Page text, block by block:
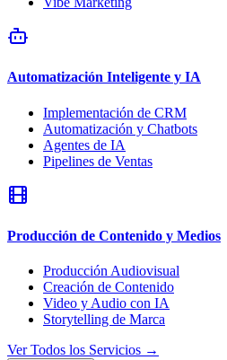
Automatización Inteligente y IA
Implementación de CRM
Automatización y Chatbots
Agentes de IA
Pipelines de Ventas
Producción de Contenido y Medios
Producción Audiovisual
Creación de Contenido
Video y Audio con IA
Storytelling de Marca
Ver Todos los Servicios →